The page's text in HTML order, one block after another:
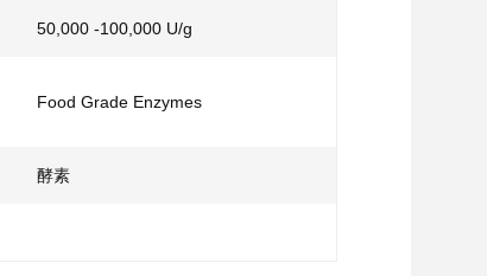
50,000 -100,000 U/g
Food Grade Enzymes
酵素